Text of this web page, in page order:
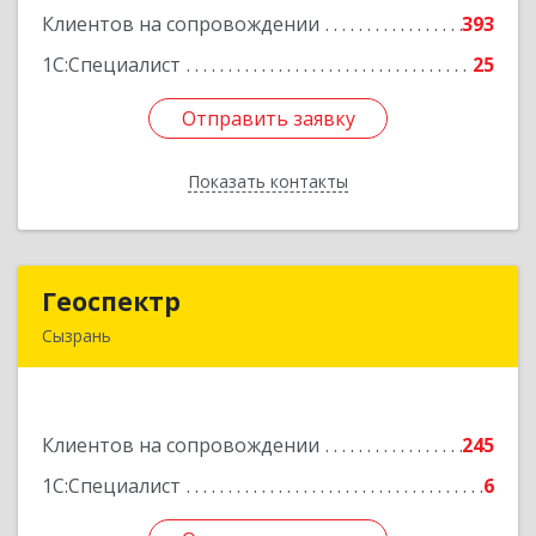
Клиентов на сопровождении
393
1С:Специалист
25
Отправить заявку
Показать контакты
Подробнее
Отправить заявку
Назад
Геоспектр
Сызрань
Клиентов на сопровождении
245
1С:Специалист
6
Подробнее